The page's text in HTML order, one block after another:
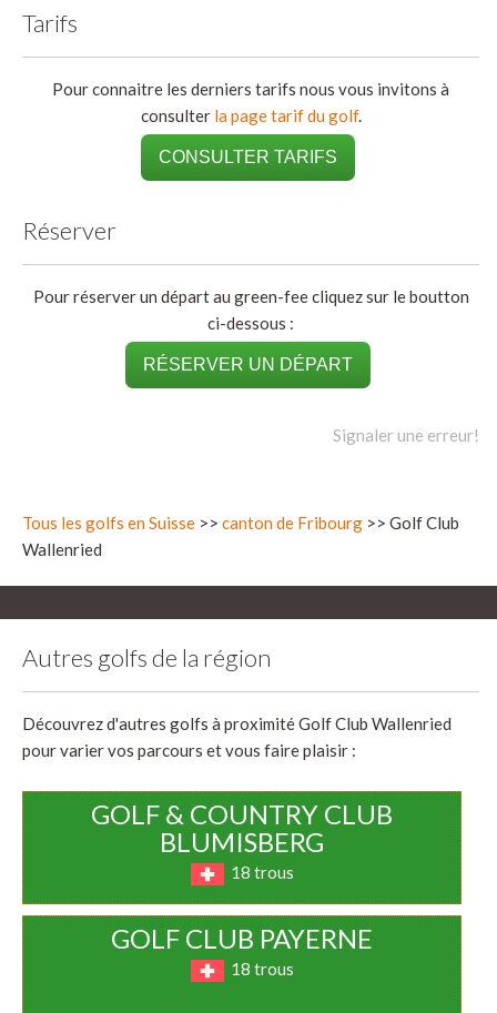
Tarifs
Pour connaitre les derniers tarifs nous vous invitons à
consulter la page tarif du golf.
CONSULTER TARIFS
Réserver
Pour réserver un départ au green-fee cliquez sur le boutton
ci-dessous :
RÉSERVER UN DÉPART
Signaler une erreur!
Tous les golfs en Suisse >> canton de Fribourg >> Golf Club
Wallenried
Autres golfs de la région
Découvrez d'autres golfs à proximité Golf Club Wallenried
pour varier vos parcours et vous faire plaisir :
GOLF & COUNTRY CLUB
BLUMISBERG
18 trous
GOLF CLUB PAYERNE
18 trous